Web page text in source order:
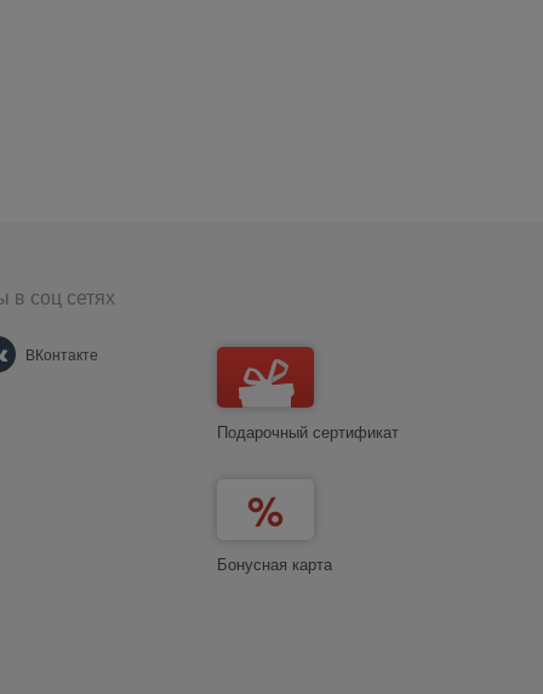
в соц сетях
ВКонтакте
Подарочный сертификат
Бонусная карта